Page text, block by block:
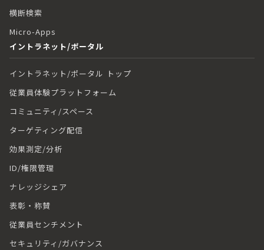
横断検索
Micro-Apps
イントラネット/ポータル
イントラネット/ポータル トップ
従業員体験プラットフォーム
コミュニティ/スペース
ターゲティング配信
効果測定/分析
ID/権限管理
ナレッジシェア
表彰・称賛
従業員センチメント
セキュリティ/ガバナンス